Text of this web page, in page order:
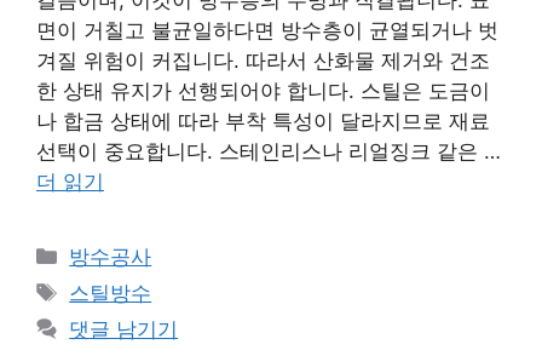
면이 거칠고 불균일하다면 방수층이 균열되거나 벗
겨질 위험이 커집니다. 따라서 산화물 제거와 건조
한 상태 유지가 선행되어야 합니다. 스틸은 도금이
나 합금 상태에 따라 부착 특성이 달라지므로 재료
선택이 중요합니다. 스테인리스나 리얼징크 같은 …
더 읽기
카
테
리
방수공사
태
그
스틸방수
댓글 남기기